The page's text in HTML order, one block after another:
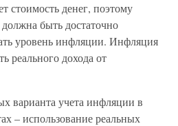
стоимость денег, поэтому
быть достаточно
уровень инфляции. Инфляция
реального дохода от
варианта учета инфляции в
– использование реальных